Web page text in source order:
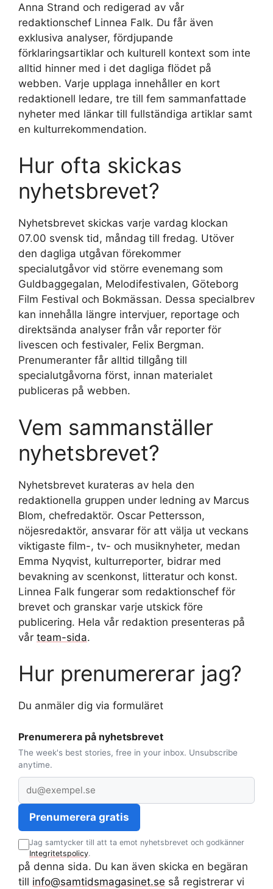
Anna Strand och redigerad av vår
redaktionschef Linnea Falk. Du får även
exklusiva analyser, fördjupande
förklaringsartiklar och kulturell kontext som inte
alltid hinner med i det dagliga flödet på
webben. Varje upplaga innehåller en kort
redaktionell ledare, tre till fem sammanfattade
nyheter med länkar till fullständiga artiklar samt
en kulturrekommendation.
Hur ofta skickas
nyhetsbrevet?
Nyhetsbrevet skickas varje vardag klockan
07.00 svensk tid, måndag till fredag. Utöver
den dagliga utgåvan förekommer
specialutgåvor vid större evenemang som
Guldbaggegalan, Melodifestivalen, Göteborg
Film Festival och Bokmässan. Dessa specialbrev
kan innehålla längre intervjuer, reportage och
direktsända analyser från vår reporter för
livescen och festivaler, Felix Bergman.
Prenumeranter får alltid tillgång till
specialutgåvorna först, innan materialet
publiceras på webben.
Vem sammanställer
nyhetsbrevet?
Nyhetsbrevet kurateras av hela den
redaktionella gruppen under ledning av Marcus
Blom, chefredaktör. Oscar Pettersson,
nöjesredaktör, ansvarar för att välja ut veckans
viktigaste film-, tv- och musiknyheter, medan
Emma Nyqvist, kulturreporter, bidrar med
bevakning av scenkonst, litteratur och konst.
Linnea Falk fungerar som redaktionschef för
brevet och granskar varje utskick före
publicering. Hela vår redaktion presenteras på
vår team-sida.
Hur prenumererar jag?
Du anmäler dig via formuläret
Prenumerera på nyhetsbrevet
The week's best stories, free in your inbox. Unsubscribe
anytime.
-
o
s
a
Prenumerera gratis
Jag samtycker till att ta emot nyhetsbrevet och godkänner
Integritetspolicy.
på denna sida. Du kan även skicka en begäran
till info@samtidsmagasinet.se så registrerar vi